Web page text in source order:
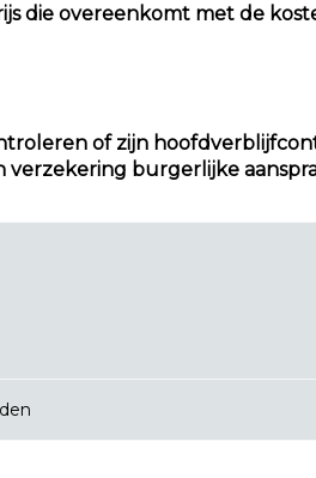
die overeenkomt met de
of zijn
burgerlijke